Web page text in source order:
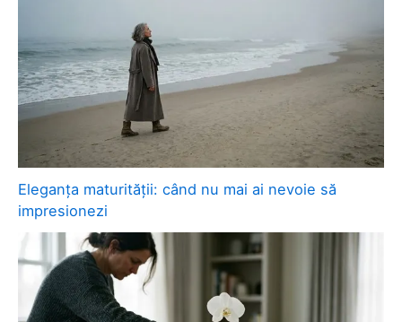
Eleganța maturității: când nu mai ai nevoie să
impresionezi